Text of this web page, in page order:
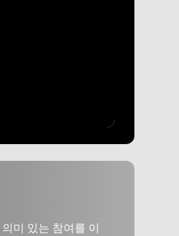
미 있는 참여를 이